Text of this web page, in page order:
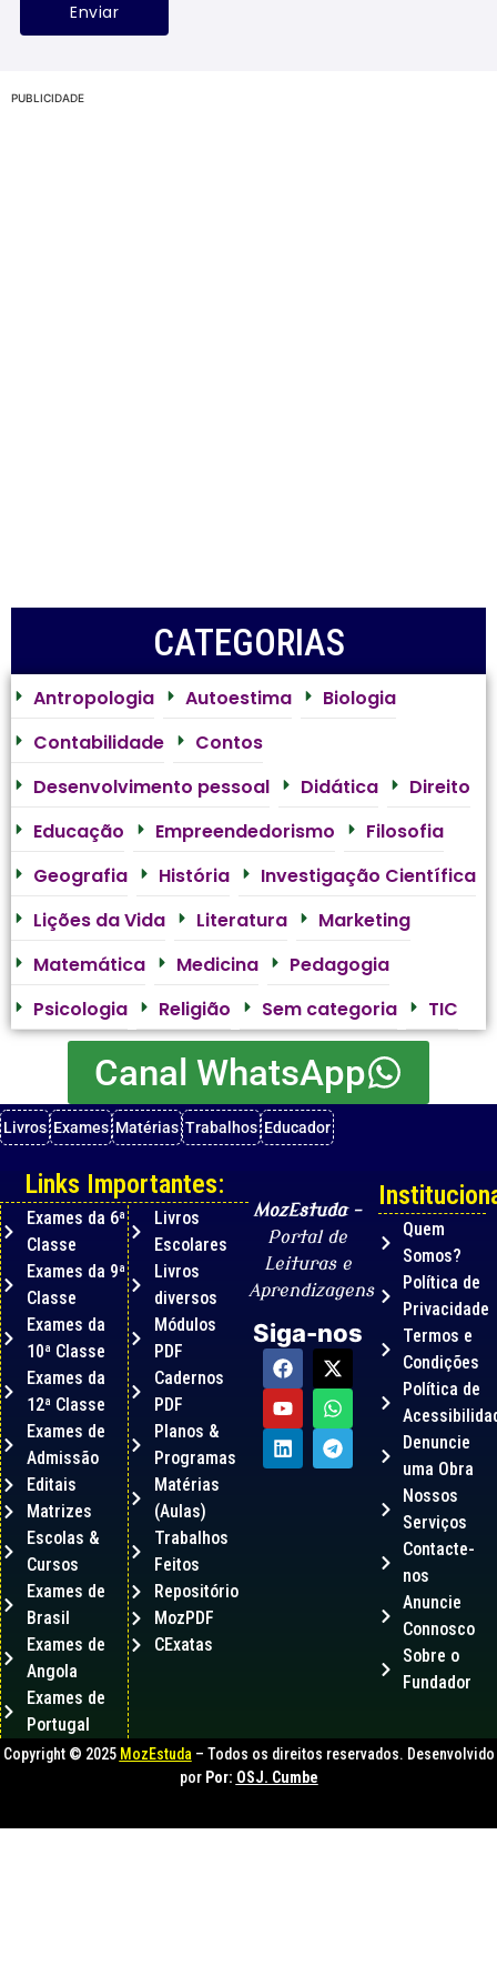
PUBLICIDADE
CATEGORIAS
Antropologia Autoestima
Biologia
Contabilidade
Contos
Desenvolvimento pessoal
Didática
Direito
Educação
Empreendedorismo
Filosofia
Geografia
História
Investigação Científica
Lições da Vida
Literatura
Marketing
Matemática
Medicina
Pedagogia
Psicologia
Religião Sem categoria TIC
Canal WhatsApp
Livros Exames Matérias Trabalhos Educador
MozEstuda–
Portal de
Leituras e
Aprendizagens
Siga-nos
Quem
Somos?
Política de
Privacidade
Termos e
Condições
Política de
Denuncie
uma Obra
Nossos
Serviços
Contacte-
nos
Anuncie
Connosco
Sobre o
Fundador
Links Importantes:
Exames da 6ª
Classe
Exames da 9ª
Classe
Exames da
10ª Classe
Exames da
12ª Classe
Exames de
Admissão
Editais
Matrizes
Escolas &
Cursos
Exames de
Brasil
Exames de
Angola
Exames de
Portugal
Livros
Escolares
Livros
diversos
Módulos
PDF
Cadernos
PDF
Planos &
Programas
Matérias
(Aulas)
Trabalhos
Feitos
Repositório
MozPDF
CExatas
Copyright © 2025 MozEstuda– Todos os direitos reservados. Desenvolvido
por Por: OSJ. Cumbe